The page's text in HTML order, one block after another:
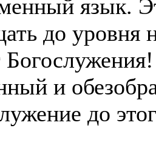
язык.
до уровня
и
до